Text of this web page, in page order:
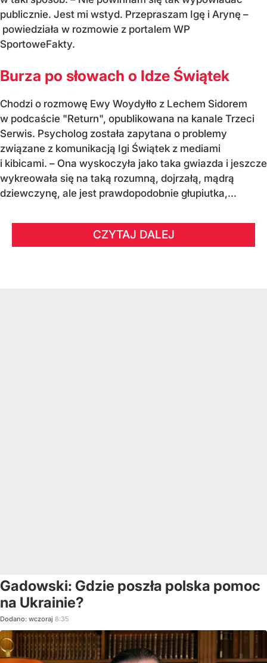
publicznie. Jest mi wstyd. Przepraszam Igę i Arynę –
powiedziała w rozmowie z portalem WP
SportoweFakty.
Burza po słowach o Idze Świątek
Chodzi o rozmowę Ewy Woydyłło z Lechem Sidorem
w podcaście "Return", opublikowana na kanale Trzeci
Serwis. Psycholog została zapytana o problemy
związane z komunikacją Igi Świątek z mediami
i kibicami. – Ona wyskoczyła jako taka gwiazda i jeszcze
wykreowała się na taką rozumną, dojrzałą, mądrą
dziewczynę, ale jest prawdopodobnie głupiutka,...
CZYTAJ DALEJ
Gadowski: Gdzie poszła polska pomoc
na Ukrainie?
Dodano: wczoraj 8:35